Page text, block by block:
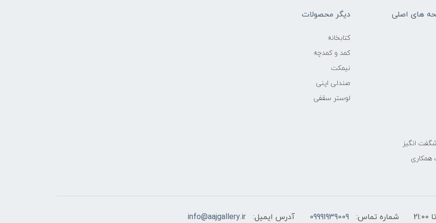
های اصلی
انگیز
همکاری
دیگر محصولات
کتابخانه
کمد و کمدچه
نیمکت
صندلی اپنی
لوستر سقفی
شماره تماس: 09991939009 آدرس ایمیل: info@aajgallery.ir